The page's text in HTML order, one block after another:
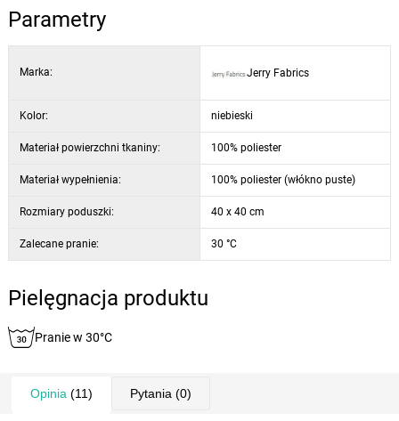
Parametry
Marka: Jerry Fabrics
Kolor: niebieski
Materiał powierzchni tkaniny: 100% poliester
Materiał wypełnienia: 100% poliester (włókno puste)
Rozmiary poduszki: 40 x 40 cm
Zalecane pranie: 30 °C
Pielęgnacja produktu
Pranie w 30°C
Opinia (11) Pytania (0)